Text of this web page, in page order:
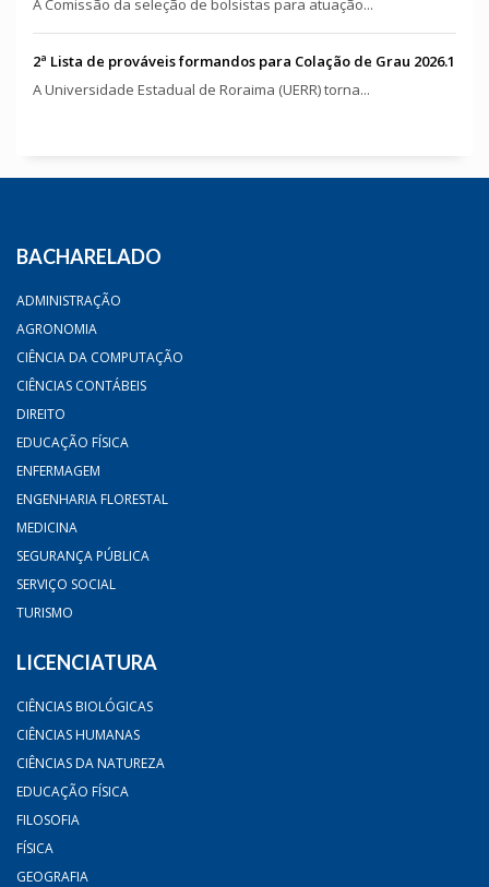
2ª Lista de prováveis formandos para Colação de Grau 2026.1
A Universidade Estadual de Roraima (UERR) torna...
BACHARELADO
ADMINISTRAÇÃO
AGRONOMIA
CIÊNCIA DA COMPUTAÇÃO
CIÊNCIAS CONTÁBEIS
DIREITO
EDUCAÇÃO FÍSICA
ENFERMAGEM
ENGENHARIA FLORESTAL
MEDICINA
SEGURANÇA PÚBLICA
SERVIÇO SOCIAL
TURISMO
LICENCIATURA
CIÊNCIAS BIOLÓGICAS
CIÊNCIAS HUMANAS
CIÊNCIAS DA NATUREZA
EDUCAÇÃO FÍSICA
FILOSOFIA
FÍSICA
GEOGRAFIA